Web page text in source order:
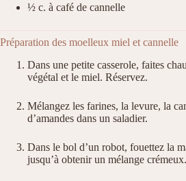
½ c. à café de cannelle
Préparation des moelleux miel et cannelle
Dans une petite casserole, faites
végétal et le miel. Réservez.
Mélangez les farines, la levure, la
d’amandes dans un saladier.
Dans le bol d’un robot, fouettez la
jusqu’à obtenir un mélange crémeux.